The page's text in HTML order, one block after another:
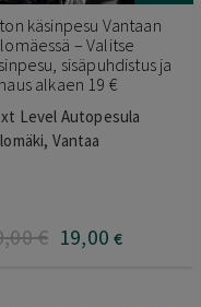
käsinpesu Vantaan
– Valitse
sisäpuhdistus ja
alkaen 19 €
Level Autopesula
Vantaa
,00€ 19,00 €